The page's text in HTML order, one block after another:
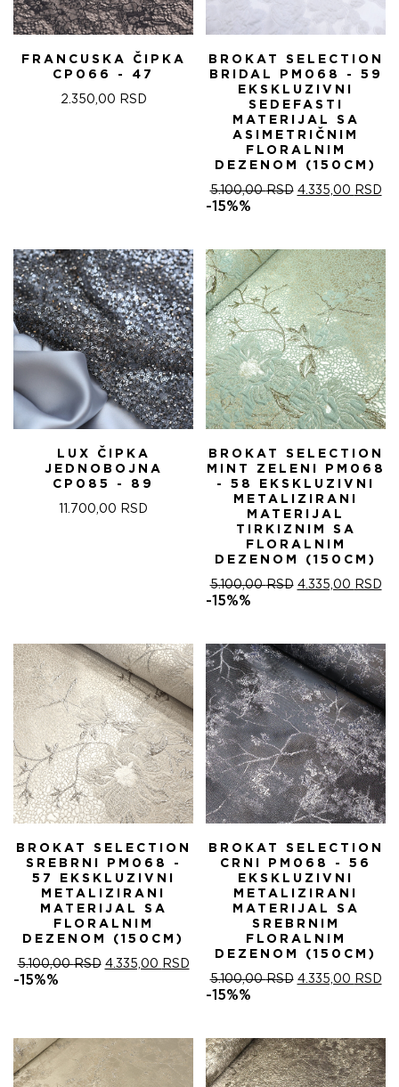
FRANCUSKA ČIPKA
CP066 - 47
2.350,00 RSD
BROKAT SELECTION
BRIDAL PM068 - 59
EKSKLUZIVNI
SEDEFASTI
MATERIJAL SA
ASIMETRIČNIM
FLORALNIM
DEZENOM (150CM)
5.100,00RSD ОРИГИНАЛНА
5.100,00 RSD.
4.335,00 RSD
-15%%
LUX ČIPKA
JEDNOBOJNA
CP085 - 89
11.700,00 RSD
BROKAT SELECTION
MINT ZELENI PM068
- 58 EKSKLUZIVNI
METALIZIRANI
MATERIJAL
TIRKIZNIM SA
FLORALNIM
DEZENOM (150CM)
5.100,00RSD ОРИГИНАЛНА
5.100,00 RSD.
4.335,00 RSD
-15%%
BROKAT SELECTION
SREBRNI PM068 -
57 EKSKLUZIVNI
METALIZIRANI
MATERIJAL SA
FLORALNIM
DEZENOM (150CM)
5.100,00RSD ОРИГИНАЛНА
4.335,00 RSDТРЕНУТНА
ЦЕНА
-15%%
BROKAT SELECTION
CRNI PM068 - 56
EKSKLUZIVNI
METALIZIRANI
MATERIJAL SA
SREBRNIM
FLORALNIM
DEZENOM (150CM)
5.100,00RSD ОРИГИНАЛНА
5.100,00 RSD.
4.335,00 RSD
-15%%